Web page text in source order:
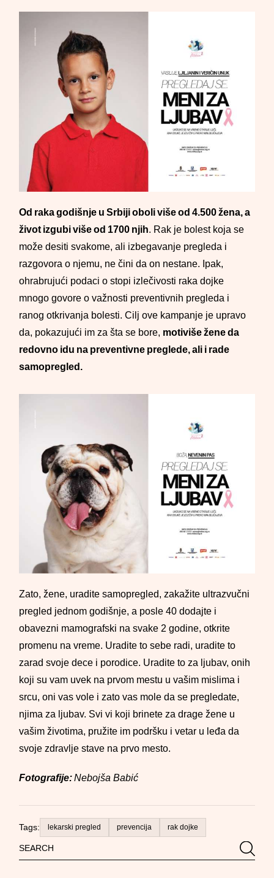
Search
for:
Od raka godišnje u Srbiji oboli više od 4.500 žena, a
život izgubi više od 1700 njih. Rak je bolest koja se
može desiti svakome, ali izbegavanje pregleda i
razgovora o njemu, ne čini da on nestane. Ipak,
ohrabrujući podaci o stopi izlečivosti raka dojke
mnogo govore o važnosti preventivnih pregleda i
ranog otkrivanja bolesti. Cilj ove kampanje je upravo
da, pokazujući im za šta se bore, motiviše žene da
redovno idu na preventivne preglede, ali i rade
samopregled.
Zato, žene, uradite samopregled, zakažite ultrazvučni
pregled jednom godišnje, a posle 40 dodajte i
obavezni mamografski na svake 2 godine, otkrite
promenu na vreme. Uradite to sebe radi, uradite to
zarad svoje dece i porodice. Uradite to za ljubav, onih
koji su vam uvek na prvom mestu u vašim mislima i
srcu, oni vas vole i zato vas mole da se pregledate,
njima za ljubav. Svi vi koji brinete za drage žene u
vašim životima, pružite im podršku i vetar u leđa da
svoje zdravlje stave na prvo mesto.
Fotografije:Nebojša Babić
Tags: lekarski pregled prevencija rak dojke